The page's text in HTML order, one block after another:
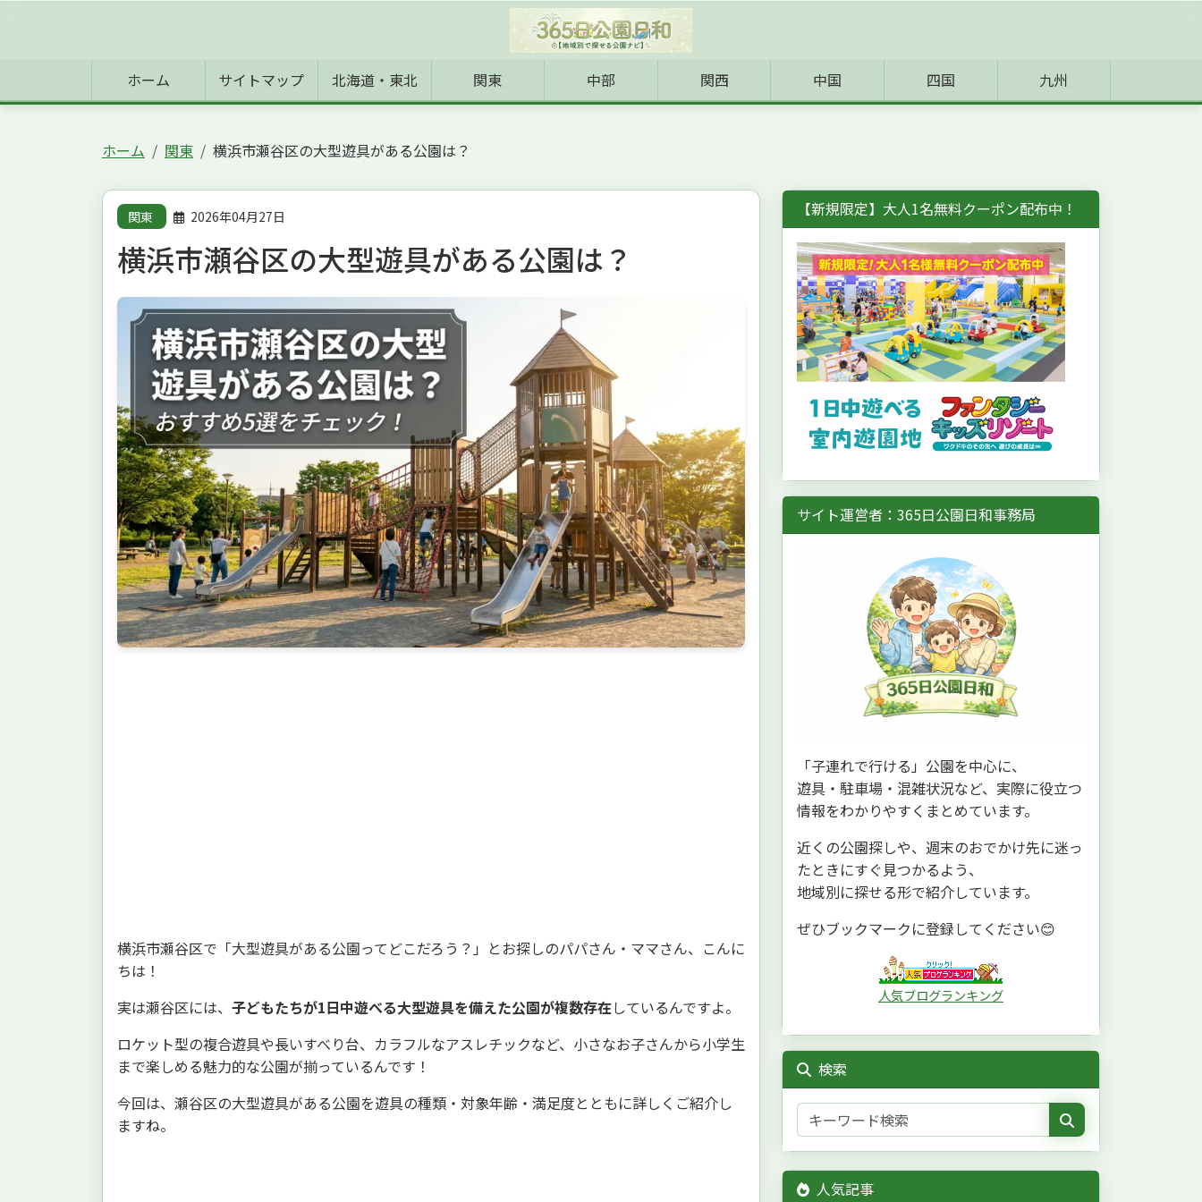
ホーム サイトマップ 北海道・東北 関東 中部 関西 中国 四国 九州
ホーム 関東 横浜市瀬谷区の大型遊具がある公園は？
関東 2026年04月27日
横浜市瀬谷区の大型遊具がある公園は？
横浜市瀬谷区で「大型遊具がある公園ってどこだろう？」とお探しのパパさん・ママさん、こんに
ちは！
実は瀬谷区には、 子どもたちが1日中遊べる大型遊具を備えた公園が複数存在しているんですよ。
ロケット型の複合遊具や長いすべり台、カラフルなアスレチックなど、小さなお子さんから小学生
まで楽しめる魅力的な公園が揃っているんです！
今回は、瀬谷区の大型遊具がある公園を遊具の種類・対象年齢・満足度とともに詳しくご紹介し
ますね。
【新規限定】大人1名無料クーポン配布中！
サイト運営者：365日公園日和事務局
「子連れで行ける」公園を中心に、
遊具・駐車場・混雑状況など、実際に役立つ
情報をわかりやすくまとめています。
近くの公園探しや、週末のおでかけ先に迷っ
たときにすぐ見つかるよう、
地域別に探せる形で紹介しています。
ぜひブックマークに登録してください😊
人気ブログランキング
検索
人気記事